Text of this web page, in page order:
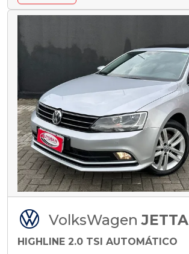
VolksWagenJETTA
HIGHLINE 2.0 TSI AUTOMÁTICO